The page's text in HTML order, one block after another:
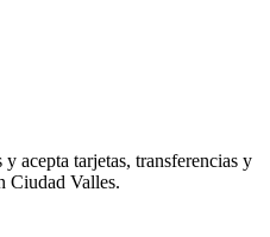
acepta tarjetas, transferencias y
Ciudad Valles.